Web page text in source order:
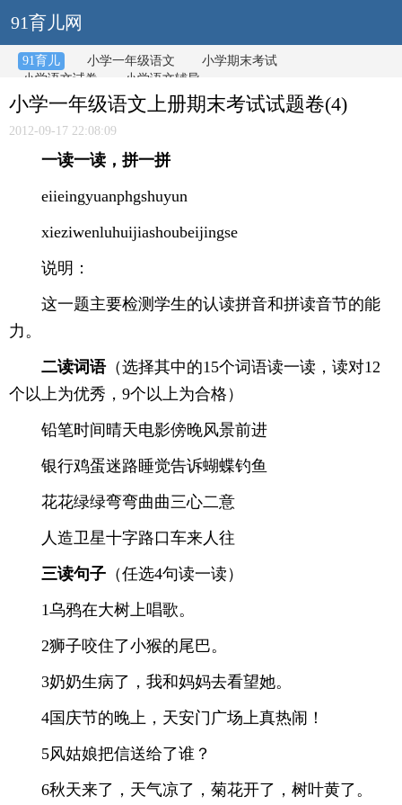
91育儿网
91育儿 小学一年级语文
小学期末考试
小学语文试卷
小学语文辅导
小学一年级语文上册期末考试试题卷(4)
2012-09-17 22:08:09
一读一读，拼一拼
eiieingyuanphgshuyun
xieziwenluhuijiashoubeijingse
说明：
这一题主要检测学生的认读拼音和拼读音节的能
力。
二读词语（选择其中的15个词语读一读，读对12
个以上为优秀，9个以上为合格）
铅笔时间晴天电影傍晚风景前进
银行鸡蛋迷路睡觉告诉蝴蝶钓鱼
花花绿绿弯弯曲曲三心二意
人造卫星十字路口车来人往
三读句子 （任选4句读一读）
1乌鸦在大树上唱歌。
2狮子咬住了小猴的尾巴。
3奶奶生病了，我和妈妈去看望她。
4国庆节的晚上，天安门广场上真热闹！
5风姑娘把信送给了谁？
6秋天来了，天气凉了，菊花开了，树叶黄了。